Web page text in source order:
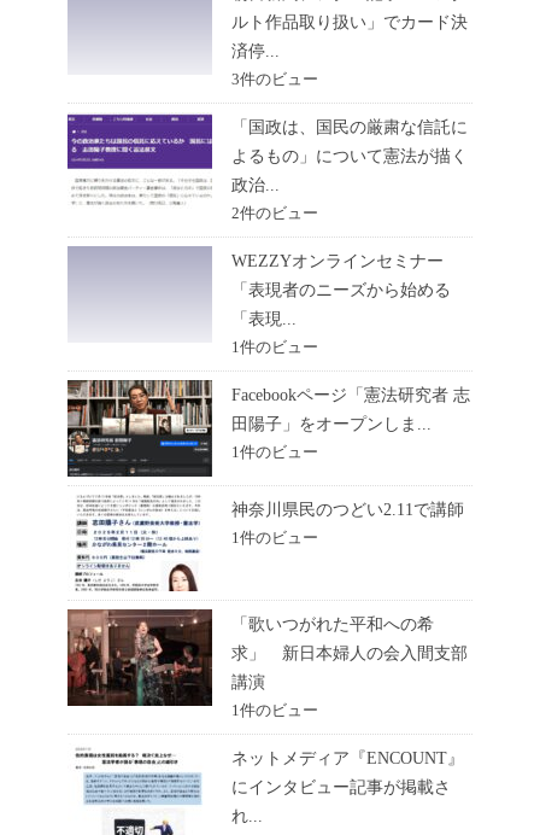
ルト作品取り扱い」でカード決
済停...
3件のビュー
「国政は、国民の厳粛な信託に
よるもの」について憲法が描く
政治...
2件のビュー
WEZZYオンラインセミナー
「表現者のニーズから始める
「表現...
1件のビュー
Facebookページ「憲法研究者 志
田陽子」をオープンしま...
1件のビュー
神奈川県民のつどい2.11で講師
1件のビュー
「歌いつがれた平和への希
求」 新日本婦人の会入間支部
講演
1件のビュー
ネットメディア『ENCOUNT』
にインタビュー記事が掲載さ
れ...